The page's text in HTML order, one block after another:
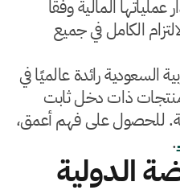
عام 2030. تُدار عملياتها المالية وفقًا
الكامل في جميع
السعودية رائدة عالميًا في
ذات دخل ثابت
للحصول على فهم أعمق،
.
الدولية